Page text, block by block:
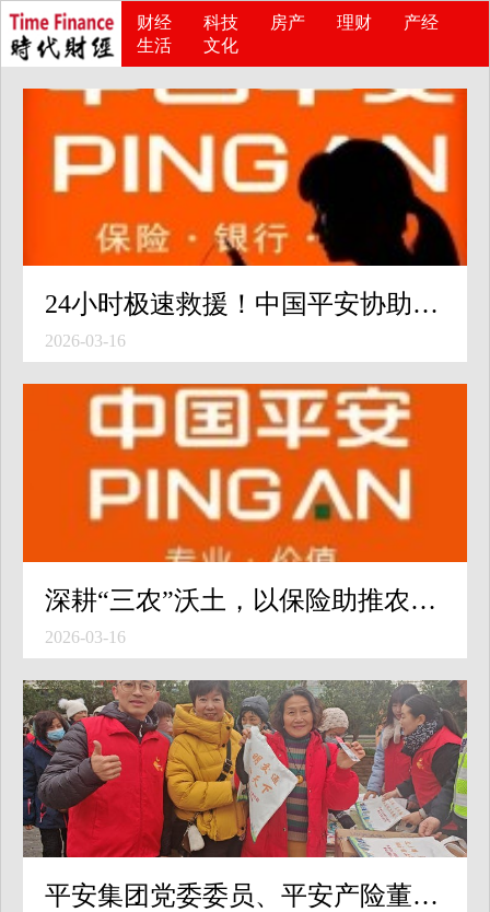
财经 科技 房产 理财
产经
生活
文化
24小时极速救援！中国平安协助首批企业客户从中东“危险区”撤离
2026-03-16
深耕“三农”沃土，以保险助推农业农村现代化
2026-03-16
平安集团党委委员、平安产险董事长龙泉：筑牢民生保障与实体经济“安全网”